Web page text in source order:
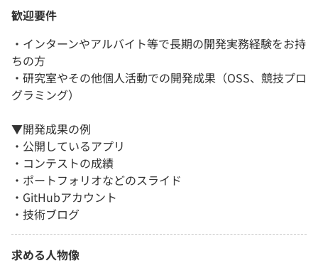
歓迎要件
・インターンやアルバイト等で長期の開発実務経験をお持
ちの方
・研究室やその他個人活動での開発成果（OSS、競技プロ
グラミング）
▼開発成果の例
・公開しているアプリ
・コンテストの成績
・ポートフォリオなどのスライド
・GitHubアカウント
・技術ブログ
求める人物像